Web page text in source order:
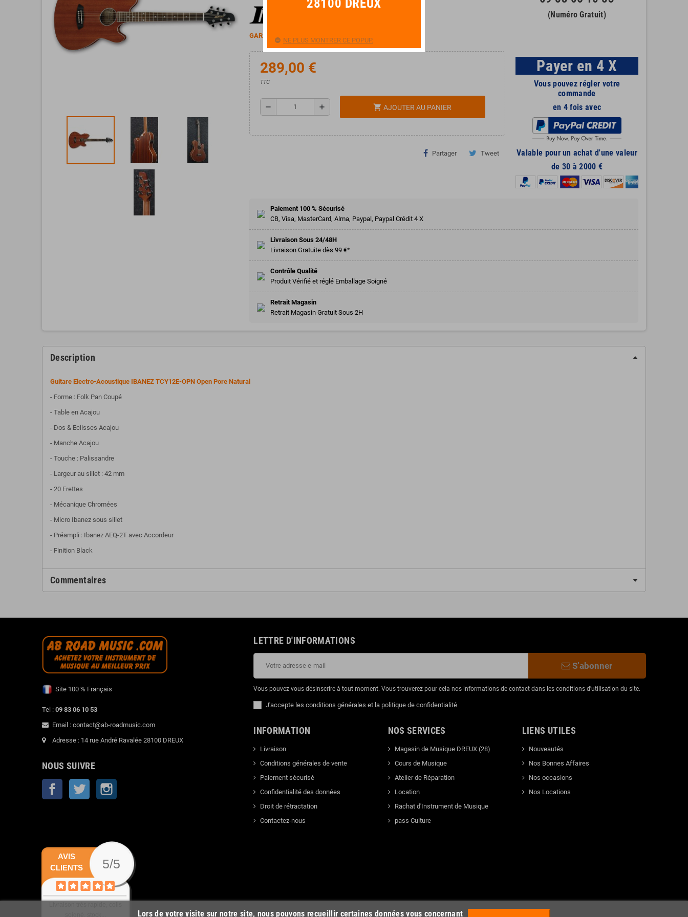
GARANTIE 2 ANS
289,00 €
TTC
remove add shopping_cart AJOUTER AU PANIER
Partager Tweet
(Numéro Gratuit)
Payer en 4 X
Vous pouvez régler votre
commande
en 4 fois avec
Valable pour un achat d'une valeur
de 30 à 2000 €
Paiement 100 % Sécurisé
CB, Visa, MasterCard, Alma, Paypal, Paypal Crédit 4 X
Livraison Sous 24/48H
Livraison Gratuite dès 99 €*
Contrôle Qualité
Produit Vérifié et réglé Emballage Soigné
Retrait Magasin
Retrait Magasin Gratuit Sous 2H
Description
Guitare Electro-Acoustique IBANEZ TCY12E-OPN Open Pore Natural
- Forme : Folk Pan Coupé
- Table en Acajou
- Dos & Eclisses Acajou
- Manche Acajou
- Touche : Palissandre
- Largeur au sillet : 42 mm
- 20 Frettes
- Mécanique Chromées
- Micro Ibanez sous sillet
- Préampli : Ibanez AEQ-2T avec Accordeur
- Finition Black
Commentaires
Site 100 % Français
Tel : 09 83 06 10 53
Email : contact@ab-roadmusic.com
Adresse : 14 rue André Ravalée 28100 DREUX
NOUS SUIVRE
Facebook Twitter
LETTRE D'INFORMATIONS
S’abonner
Vous pouvez vous désinscrire à tout moment. Vous trouverez pour cela nos informations de contact dans les conditions d'utilisation du site.
J'accepte les conditions générales et la politique de confidentialité
INFORMATION
Livraison
Conditions générales de vente
Paiement sécurisé
Confidentialité des données
Droit de rétractation
Contactez-nous
NOS SERVICES
Magasin de Musique DREUX (28)
Cours de Musique
Atelier de Réparation
Location
Rachat d'Instrument de Musique
pass Culture
LIENS UTILES
Nouveautés
Nos Bonnes Affaires
Nos occasions
Nos Locations
Lors de votre visite sur notre site, nous pouvons recueillir certaines données vous concernant
AVIS
CLIENTS
5/5
28100 DREUX
NE PLUS MONTRER CE POPUP.